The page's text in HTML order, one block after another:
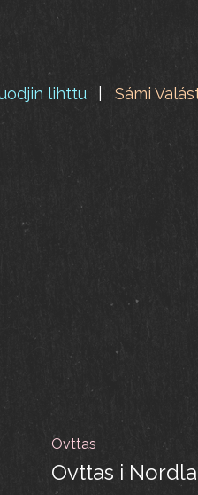
lihttu Sámi
Ovttas
Ovttas i